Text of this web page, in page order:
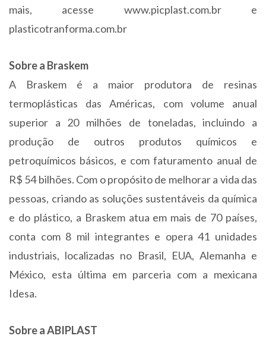
mais, acesse www.picplast.com.br e
plasticotranforma.com.br
Sobre a Braskem
A Braskem é a maior produtora de resinas
termoplásticas das Américas, com volume anual
superior a 20 milhões de toneladas, incluindo a
produção de outros produtos químicos e
petroquímicos básicos, e com faturamento anual de
R$ 54 bilhões. Com o propósito de melhorar a vida das
pessoas, criando as soluções sustentáveis da química
e do plástico, a Braskem atua em mais de 70 países,
conta com 8 mil integrantes e opera 41 unidades
industriais, localizadas no Brasil, EUA, Alemanha e
México, esta última em parceria com a mexicana
Idesa.
Sobre a ABIPLAST